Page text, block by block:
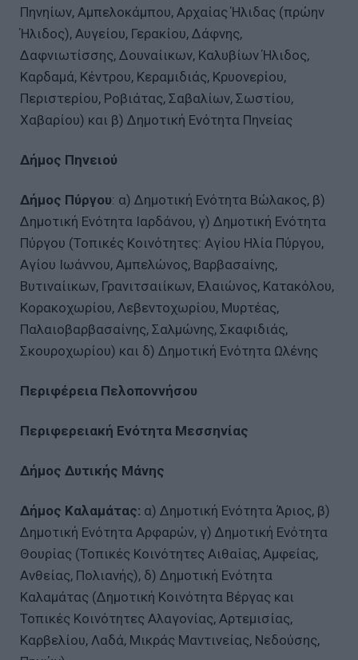
Πηνηίων, Αμπελοκάμπου, Αρχαίας Ήλιδας (πρώην
Ήλιδος), Αυγείου, Γερακίου, Δάφνης,
Δαφνιωτίσσης, Δουναίικων, Καλυβίων Ήλιδος,
Καρδαμά, Κέντρου, Κεραμιδιάς, Κρυονερίου,
Περιστερίου, Ροβιάτας, Σαβαλίων, Σωστίου,
Χαβαρίου) και β) Δημοτική Ενότητα Πηνείας
Δήμος Πηνειού
Δήμος Πύργου: α) Δημοτική Ενότητα Βώλακος, β)
Δημοτική Ενότητα Ιαρδάνου, γ) Δημοτική Ενότητα
Πύργου (Τοπικές Κοινότητες: Αγίου Ηλία Πύργου,
Αγίου Ιωάννου, Αμπελώνος, Βαρβασαίνης,
Βυτιναίικων, Γρανιτσαιίκων, Ελαιώνος, Κατακόλου,
Κορακοχωρίου, Λεβεντοχωρίου, Μυρτέας,
Παλαιοβαρβασαίνης, Σαλμώνης, Σκαφιδιάς,
Σκουροχωρίου) και δ) Δημοτική Ενότητα Ωλένης
Περιφέρεια Πελοποννήσου
Περιφερειακή Ενότητα Μεσσηνίας
Δήμος Δυτικής Μάνης
Δήμος Καλαμάτας: α) Δημοτική Ενότητα Άριος, β)
Δημοτική Ενότητα Αρφαρών, γ) Δημοτική Ενότητα
Θουρίας (Τοπικές Κοινότητες Αιθαίας, Αμφείας,
Ανθείας, Πολιανής), δ) Δημοτική Ενότητα
Καλαμάτας (Δημοτική Κοινότητα Βέργας και
Τοπικές Κοινότητες Αλαγονίας, Αρτεμισίας,
Καρβελίου, Λαδά, Μικράς Μαντινείας, Νεδούσης,